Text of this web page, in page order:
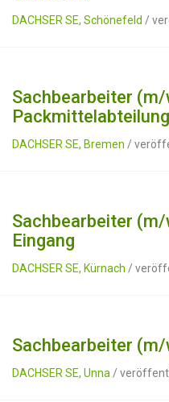
DACHSER SE, Schönefeld /
Sachbearbeiter
Packmittelabteilung
DACHSER SE, Bremen /
Sachbearbeiter
Eingang
DACHSER SE, Kürnach /
Sachbearbeiter
DACHSER SE, Unna /